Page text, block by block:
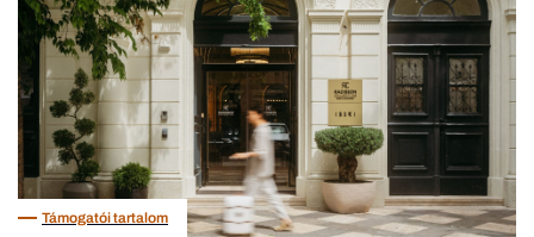
Támogatói tartalom